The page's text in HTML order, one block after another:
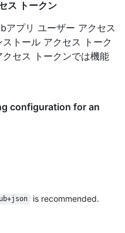
ス トークン
アプリ ユーザー アクセス
トール アクセス トーク
セス トークンでは機能
configuration for an
is recommended.